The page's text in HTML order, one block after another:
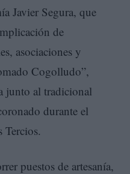
Javier Segura, que
de
asociaciones y
Cogolludo”,
junto al tradicional
durante el
Tercios.
puestos de artesanía,